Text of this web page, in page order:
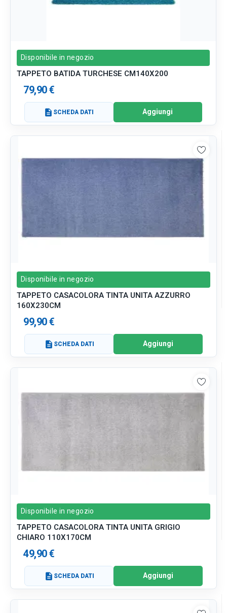
Disponibile in negozio
TAPPETO BATIDA TURCHESE CM140X200
79,90 €
description SCHEDA DATI Aggiungi
Disponibile in negozio
TAPPETO CASACOLORA TINTA UNITA AZZURRO
160X230CM
99,90 €
description SCHEDA DATI Aggiungi
Disponibile in negozio
TAPPETO CASACOLORA TINTA UNITA GRIGIO
CHIARO 110X170CM
49,90 €
description SCHEDA DATI Aggiungi